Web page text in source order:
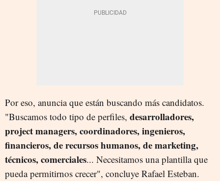
Por eso, anuncia que están buscando más candidatos.
"Buscamos todo tipo de perfiles, desarrolladores,
project managers, coordinadores, ingenieros,
financieros, de recursos humanos, de marketing,
técnicos, comerciales... Necesitamos una plantilla que
pueda permitirnos crecer", concluye Rafael Esteban.